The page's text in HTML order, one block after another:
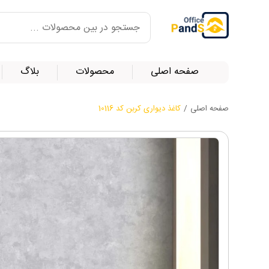
صفحه اصلی محصولات بلاگ
صفحه اصلی / کاغذ دیواری کربن کد 10116